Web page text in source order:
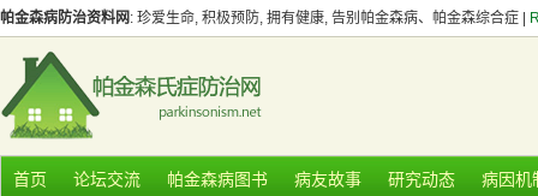
帕金森病防治资料网 : 珍爱生命, 积极预防, 拥有健康, 告别帕金森病、帕金森综合症 |
首页 论坛交流 帕金森病图书 病友故事 研究动态 病因机